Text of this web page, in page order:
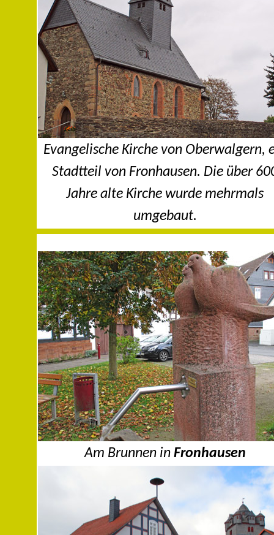
Evangelische Kirche von Oberwalgern,
Stadtteil von Fronhausen. Die über
Jahre alte Kirche wurde mehrmals
umgebaut.
Am Brunnen in Fronhausen